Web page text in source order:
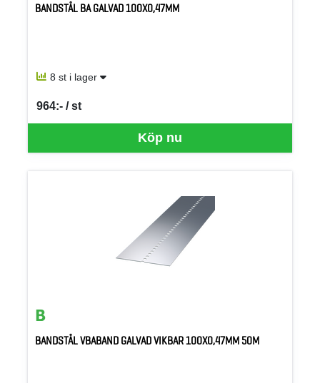
BANDSTÅL BA GALVAD 100X0,47MM
8 st i lager
Köp nu
964:- / st
SEK per ST
BANDSTÅL VBABAND GALVAD VIKBAR 100X0,47MM 50M